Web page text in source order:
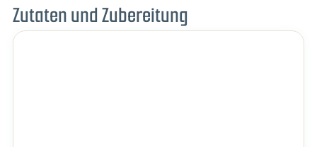
Zutaten und Zubereitung